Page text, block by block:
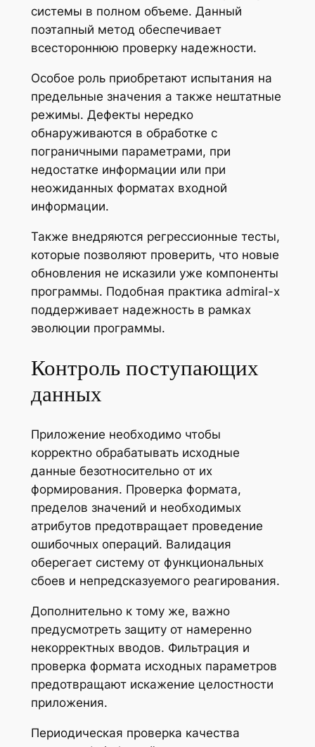
системы в полном объеме. Данный
поэтапный метод обеспечивает
всестороннюю проверку надежности.
Особое роль приобретают испытания на
предельные значения а также нештатные
режимы. Дефекты нередко
обнаруживаются в обработке с
пограничными параметрами, при
недостатке информации или при
неожиданных форматах входной
информации.
Также внедряются регрессионные тесты,
которые позволяют проверить, что новые
обновления не исказили уже компоненты
программы. Подобная практика admiral-x
поддерживает надежность в рамках
эволюции программы.
Контроль поступающих
данных
Приложение необходимо чтобы
корректно обрабатывать исходные
данные безотносительно от их
формирования. Проверка формата,
пределов значений и необходимых
атрибутов предотвращает проведение
ошибочных операций. Валидация
оберегает систему от функциональных
сбоев и непредсказуемого реагирования.
Дополнительно к тому же, важно
предусмотреть защиту от намеренно
некорректных вводов. Фильтрация и
проверка формата исходных параметров
предотвращают искажение целостности
приложения.
Периодическая проверка качества